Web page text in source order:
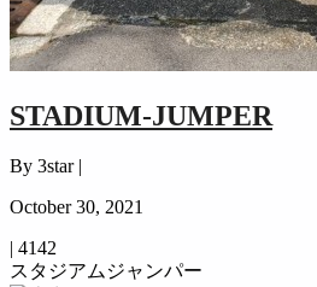
STADIUM-JUMPER
By 3star |
October 30, 2021
| 4142
スタジアムジャンパー